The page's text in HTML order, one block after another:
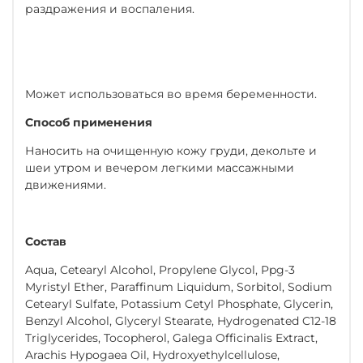
раздражения и воспаления.
Может использоваться во время беременности.
Способ применения
Наносить на очищенную кожу груди, декольте и
шеи утром и вечером легкими массажными
движениями.
Состав
Aqua, Cetearyl Alcohol, Propylene Glycol, Ppg-3
Myristyl Ether, Paraffinum Liquidum, Sorbitol, Sodium
Cetearyl Sulfate, Potassium Cetyl Phosphate, Glycerin,
Benzyl Alcohol, Glyceryl Stearate, Hydrogenated C12-18
Triglycerides, Tocopherol, Galega Officinalis Extract,
Arachis Hypogaea Oil, Hydroxyethylcellulose,